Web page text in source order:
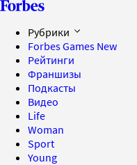
Рубрики
Forbes Games New
Рейтинги
Франшизы
Подкасты
Видео
Life
Woman
Sport
Young